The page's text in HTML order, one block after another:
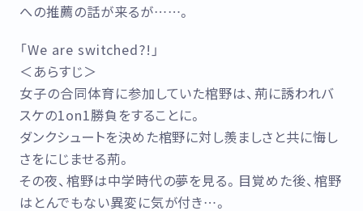
への推薦の話が来るが……。
「We are switched?!」
＜あらすじ＞
女子の合同体育に参加していた棺野は、荊に誘われバ
スケの1on1勝負をすることに。
ダンクシュートを決めた棺野に対し羨ましさと共に悔し
さをにじませる荊。
その夜、棺野は中学時代の夢を見る。目覚めた後、棺野
はとんでもない異変に気が付き…。